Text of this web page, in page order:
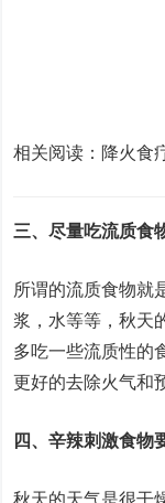
相关阅读：降火食
三、尽量吃流质食
所谓的流质食物就
浆，水等等，秋天
多吃一些流质性的
更好的去除火气和
四、辛辣刺激食物
秋天的天气是很干